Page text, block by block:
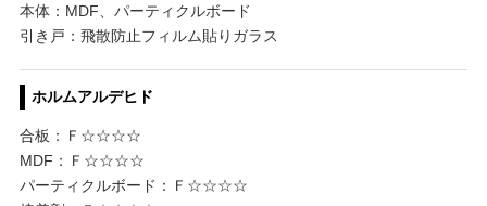
本体：MDF、パーティクルボード
引き戸：飛散防止フィルム貼りガラス
ホルムアルデヒド
合板：Ｆ☆☆☆☆
MDF：Ｆ☆☆☆☆
パーティクルボード：Ｆ☆☆☆☆